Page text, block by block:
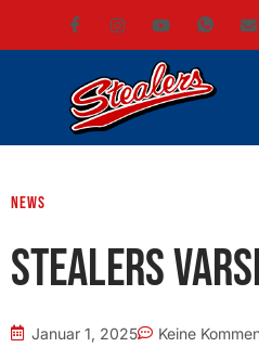
News
Stealers
Januar 1, 2025 Keine